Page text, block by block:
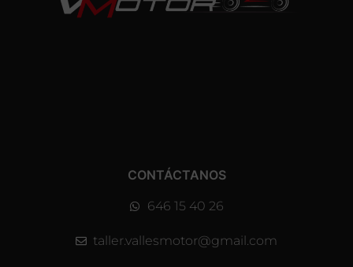
CONTÁCTANOS
646 15 40 26
taller.vallesmotor@gmail.com